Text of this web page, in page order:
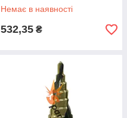
Немає в наявності
532,35 ₴